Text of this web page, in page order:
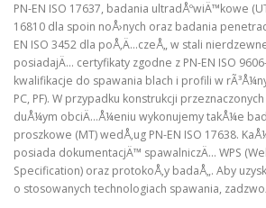
PN-EN ISO 17637, badania ultradÅºwiÄ™kowe
16810 dla spoin noÅ›nych oraz badania
EN ISO 3452 dla poÅ‚Ä…czeÅ„ w stali
posiadajÄ… certyfikaty zgodne z PN-EN ISO
kwalifikacje do spawania blach i profili w
PC, PF). W przypadku konstrukcji
duÅ¼ym obciÄ…Å¼eniu wykonujemy takÅ¼e
proszkowe (MT) wedÅ‚ug PN-EN ISO 17638.
posiada dokumentacjÄ™ spawalniczÄ… WPS
Specification) oraz protokoÅ‚y badaÅ„. Aby
o stosowanych technologiach spawania,